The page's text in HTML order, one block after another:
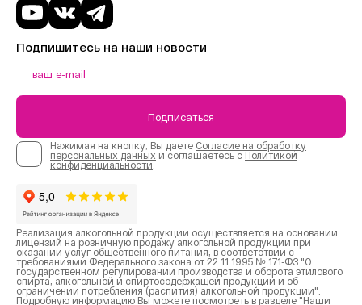
Подпишитесь на наши новости
Подписаться
Нажимая на кнопку, Вы даете Согласие на обработку
персональных данных и соглашаетесь с Политикой
конфиденциальности.
Реализация алкогольной продукции осуществляется на основании
лицензий на розничную продажу алкогольной продукции при
оказании услуг общественного питания, в соответствии с
требованиями Федерального закона от 22.11.1995 № 171-ФЗ "О
государственном регулировании производства и оборота этилового
спирта, алкогольной и спиртосодержащей продукции и об
ограничении потребления (распития) алкогольной продукции".
Подробную информацию Вы можете посмотреть в разделе "Наши